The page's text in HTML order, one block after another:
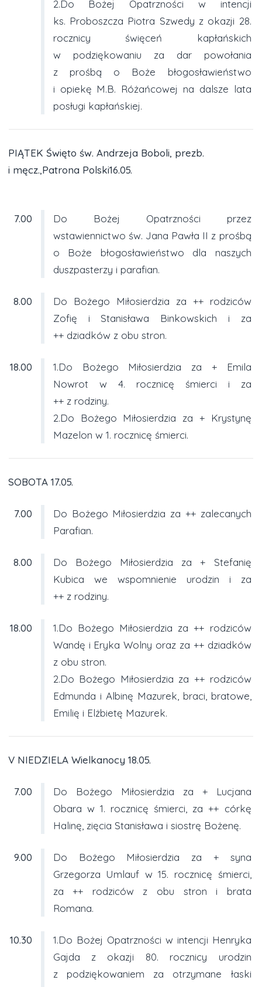
2.Do Bożej Opatrzności w intencji
ks. Proboszcza Piotra Szwedy z okazji 28.
rocznicy święceń kapłańskich
w podziękowaniu za dar powołania
z prośbą o Boże błogosławieństwo
i opiekę M.B. Różańcowej na dalsze lata
posługi kapłańskiej.
PIĄTEK Święto św. Andrzeja Boboli, prezb.
i męcz.,Patrona Polski16.05.
7.00
Do Bożej Opatrzności przez
wstawiennictwo św. Jana Pawła II z prośbą
o Boże błogosławieństwo dla naszych
duszpasterzy i parafian.
8.00
Do Bożego Miłosierdzia za ++ rodziców
Zofię i Stanisława Binkowskich i za
++ dziadków z obu stron.
18.00
1.Do Bożego Miłosierdzia za + Emila
Nowrot w 4. rocznicę śmierci i za
++ z rodziny.
2.Do Bożego Miłosierdzia za + Krystynę
Mazelon w 1. rocznicę śmierci.
SOBOTA 17.05.
7.00
Do Bożego Miłosierdzia za ++ zalecanych
Parafian.
8.00
Do Bożego Miłosierdzia za + Stefanię
Kubica we wspomnienie urodzin i za
++ z rodziny.
18.00
1.Do Bożego Miłosierdzia za ++ rodziców
Wandę i Eryka Wolny oraz za ++ dziadków
z obu stron.
2.Do Bożego Miłosierdzia za ++ rodziców
Edmunda i Albinę Mazurek, braci, bratowe,
Emilię i Elżbietę Mazurek.
V NIEDZIELA Wielkanocy 18.05.
7.00
Do Bożego Miłosierdzia za + Lucjana
Obara w 1. rocznicę śmierci, za ++ córkę
Halinę, zięcia Stanisława i siostrę Bożenę.
9.00
Do Bożego Miłosierdzia za + syna
Grzegorza Umlauf w 15. rocznicę śmierci,
za ++ rodziców z obu stron i brata
Romana.
10.30
1.Do Bożej Opatrzności w intencji Henryka
Gajda z okazji 80. rocznicy urodzin
z podziękowaniem za otrzymane łaski